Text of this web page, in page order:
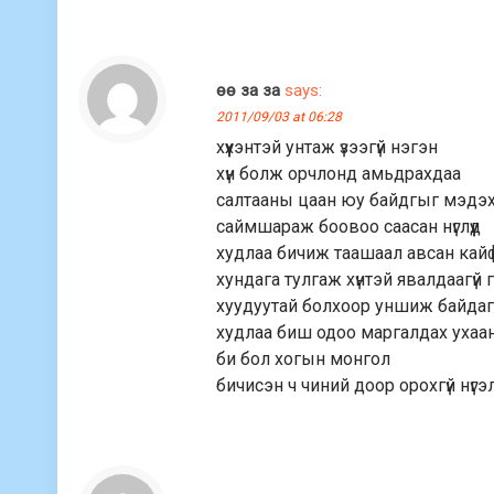
өө за за says:
2011/09/03 at 06:28
хүүхэнтэй унтаж үзээгүй нэгэн
хүн болж орчлонд амьдрахдаа
салтааны цаан юу байдгыг
саймшараж боовоо саасан нүглүүд
худлаа бичиж таашаал авсан
хундага тулгаж хүнтэй явалдаагүй
хуудуутай болхоор уншиж байдаг
худлаа биш одоо маргалдах
би бол хогын монгол
бичисэн ч чиний доор орохгүй